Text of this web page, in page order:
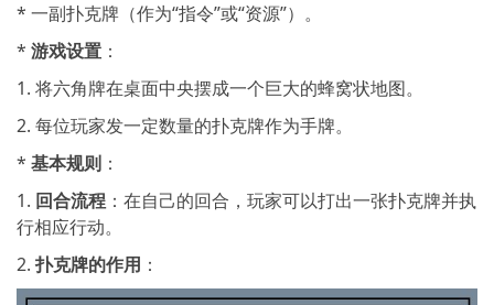
* 一副扑克牌（作为“指令”或“资源”）。
* 游戏设置 ：
1. 将六角牌在桌面中央摆成一个巨大的蜂窝状地图。
2. 每位玩家发一定数量的扑克牌作为手牌。
* 基本规则 ：
1. 回合流程 ：在自己的回合，玩家可以打出一张扑克牌并执
行相应行动。
2. 扑克牌的作用 ：